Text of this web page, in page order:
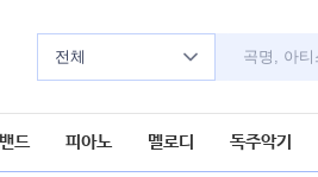
전체
밴드 피아노 멜로디 독주악기